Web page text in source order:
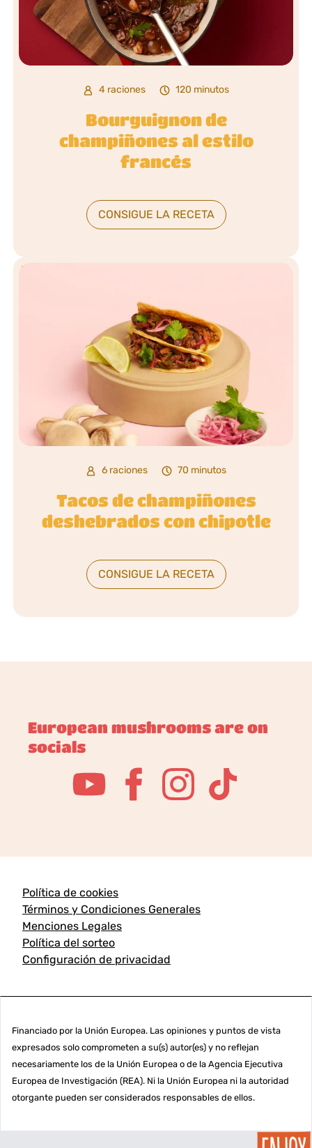
4 raciones 120 minutos
Bourguignon de
champiñones al estilo
francés
CONSIGUE LA RECETA
6 raciones 70 minutos
Tacos de champiñones
deshebrados con chipotle
CONSIGUE LA RECETA
European mushrooms are on
socials
Política de cookies
Términos y Condiciones Generales
Menciones Legales
Política del sorteo
Configuración de privacidad
Financiado por la Unión Europea. Las opiniones y puntos de vista
expresados solo comprometen a su(s) autor(es) y no reflejan
necesariamente los de la Unión Europea o de la Agencia Ejecutiva
Europea de Investigación (REA). Ni la Unión Europea ni la autoridad
otorgante pueden ser considerados responsables de ellos.